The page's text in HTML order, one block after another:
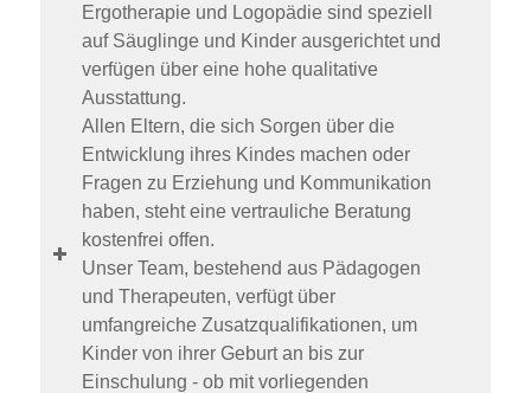
Ergotherapie und Logopädie sind speziell
auf Säuglinge und Kinder ausgerichtet und
verfügen über eine hohe qualitative
Ausstattung.
Allen Eltern, die sich Sorgen über die
Entwicklung ihres Kindes machen oder
Fragen zu Erziehung und Kommunikation
haben, steht eine vertrauliche Beratung
kostenfrei offen.
Unser Team, bestehend aus Pädagogen
und Therapeuten, verfügt über
umfangreiche Zusatzqualifikationen, um
Kinder von ihrer Geburt an bis zur
Einschulung - ob mit vorliegenden